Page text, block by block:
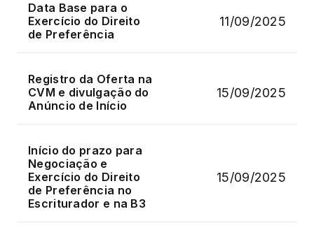
Data Base para o
Exercício do Direito
de Preferência
11/09/2025
Registro da Oferta na
CVM e divulgação do
Anúncio de Início
15/09/2025
Início do prazo para
Negociação e
Exercício do Direito
de Preferência no
Escriturador e na B3
15/09/2025